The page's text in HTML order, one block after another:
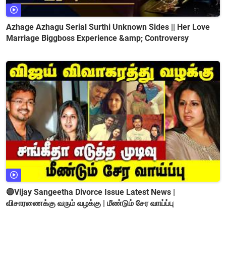
Azhage Azhagu Serial Surthi Unknown Sides || Her Love
Marriage Biggboss Experience &amp; Controversy
🔴Vijay Sangeetha Divorce Issue Latest News |
விசாரணைக்கு வரும் வழக்கு | மீண்டும் சேர வாய்ப்பு